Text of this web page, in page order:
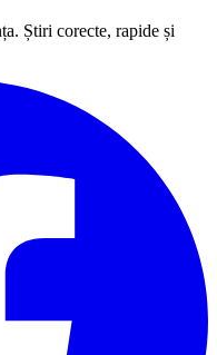
Știri corecte, rapide și